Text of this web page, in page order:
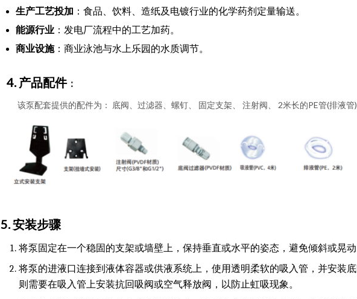
生产工艺投加 ：食品、饮料、造纸及电镀行业的化学药剂定量输送。
能源行业 ：发电厂流程中的工艺加药。
商业设施：商业泳池与水上乐园的水质调节。
4. 产品配件：
该泵配套提供的配件为： 底阀、过滤器、螺钉、 固定支架、 注射阀、 2米长的PE管(排液管
5. 安装步骤
将泵固定在一个稳固的支架或墙壁上，保持垂直或水平的姿态，避免倾斜或晃动
将泵的进液口连接到液体容器或供液系统上，使用透明柔软的吸入管，并安装
则需要在吸入管上安装抗回吸阀或空气释放阀，以防止虹吸现象。